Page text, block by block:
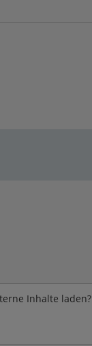
Inhalte laden?